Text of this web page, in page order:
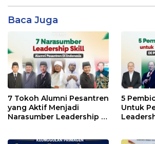
Baca Juga
7 Tokoh Alumni Pesantren
yang Aktif Menjadi
Narasumber Leadership di
5
Untuk